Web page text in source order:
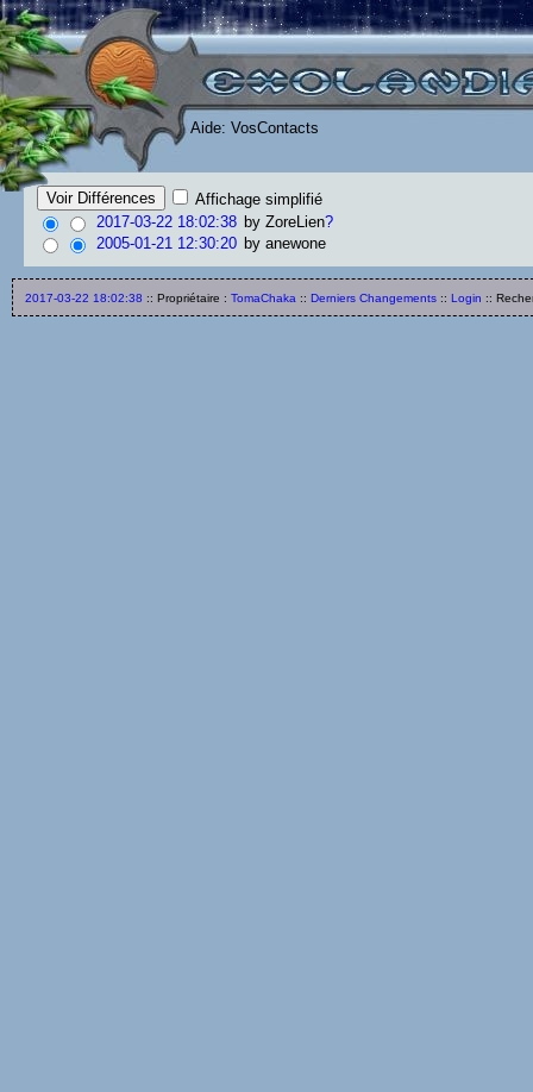
Aide: VosContacts
Affichage simplifié
2017-03-22 18:02:38 by ZoreLien?
2005-01-21 12:30:20 by anewone
2017-03-22 18:02:38 :: Propriétaire : TomaChaka :: Derniers Changements :: Login ::